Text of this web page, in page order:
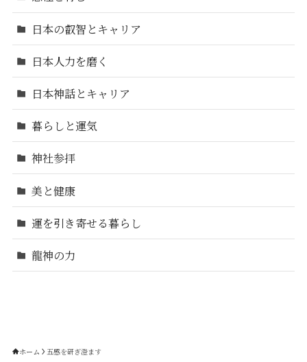
日本の叡智とキャリア
日本人力を磨く
日本神話とキャリア
暮らしと運気
神社参拝
美と健康
運を引き寄せる暮らし
龍神の力
ホーム 五感を研ぎ澄ます